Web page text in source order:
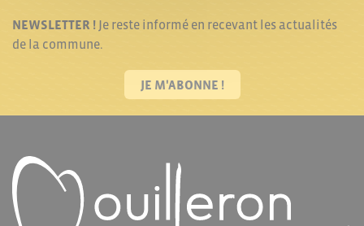
NEWSLETTER ! Je reste informé en recevant les actualités
de la commune.
JE M'ABONNE !